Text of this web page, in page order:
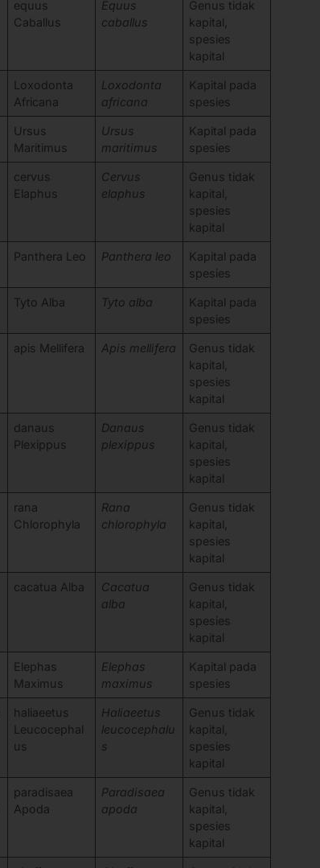
equus
Caballus
Equus
caballus
Genus tidak
kapital,
spesies
kapital
Loxodonta
Africana
Loxodonta
africana
Kapital pada
spesies
Ursus
Maritimus
Ursus
maritimus
Kapital pada
spesies
cervus
Elaphus
Cervus
elaphus
Genus tidak
kapital,
spesies
kapital
Panthera Leo Panthera leo
Kapital pada
spesies
Tyto Alba Tyto alba
Kapital pada
spesies
apis Mellifera Apis mellifera
Genus tidak
kapital,
spesies
kapital
danaus
Plexippus
Danaus
plexippus
Genus tidak
kapital,
spesies
kapital
rana
Chlorophyla
Rana
chlorophyla
Genus tidak
kapital,
spesies
kapital
cacatua Alba
Cacatua
alba
Genus tidak
kapital,
spesies
kapital
Elephas
Maximus
Elephas
maximus
Kapital pada
spesies
haliaeetus
Leucocephal
us
Haliaeetus
leucocephalu
s
Genus tidak
kapital,
spesies
kapital
paradisaea
Apoda
Paradisaea
apoda
Genus tidak
kapital,
spesies
kapital